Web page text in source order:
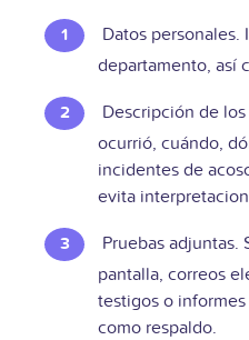
Datos
departamento, así
Descripción de
ocurrió, cuándo,
incidentes de
evita
Pruebas adjuntas.
pantalla, correos
testigos o
como respaldo.